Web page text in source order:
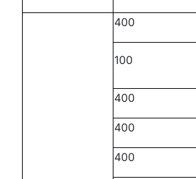
400
100
400
400
400